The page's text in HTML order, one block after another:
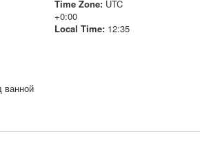
Time Zone: UTC
+0:00
Local Time: 12:35
ванной